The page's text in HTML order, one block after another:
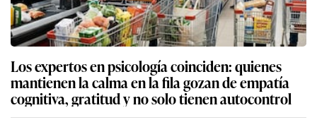
Los expertos en psicología coinciden: quienes
mantienen la calma en la fila gozan de empatía
cognitiva, gratitud y no solo tienen autocontrol